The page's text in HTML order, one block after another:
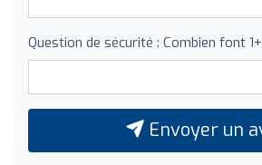
Question de sécurité : Combien font
Envoyer un